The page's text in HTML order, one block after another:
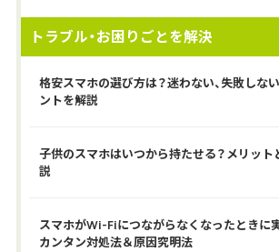
トラブル・お困りごとを解決
格安スマホの選び方は？迷わない、失敗しな
ントを解説
子供のスマホはいつから持たせる？メリット
説
スマホがWi-Fiにつながらなくなったときに
カンタン対処法＆原因究明法